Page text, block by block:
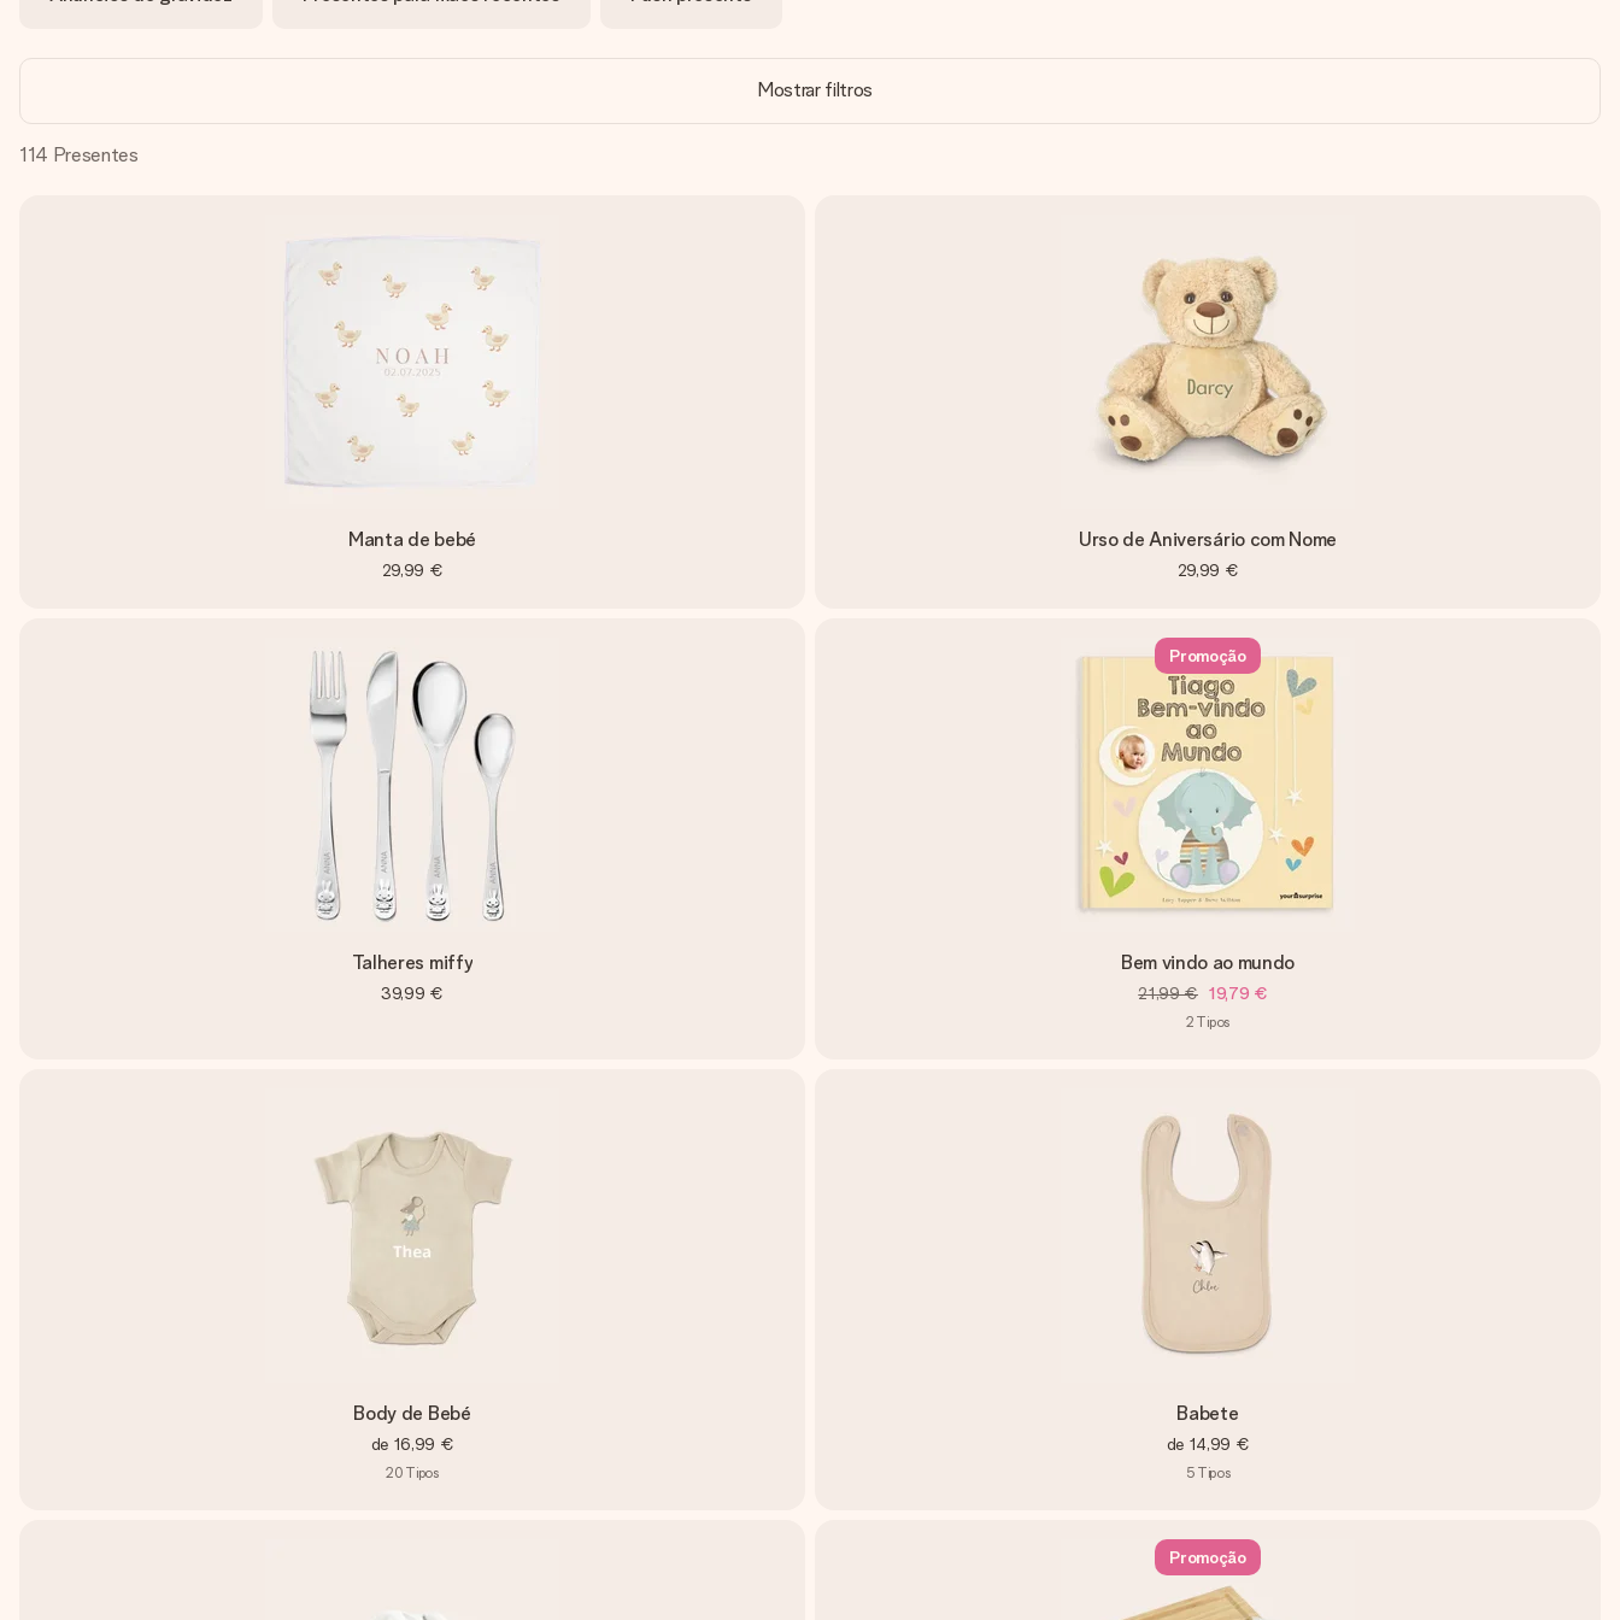
Mostrar filtros
114 Presentes
Manta de bebé
29,99 €
Urso de Aniversário com Nome
29,99 €
Talheres miffy
39,99 €
Promoção
Bem vindo ao mundo
21,99 € 19,79 €
2 Tipos
Body de Bebé
de 16,99 €
20 Tipos
Babete
de 14,99 €
5 Tipos
Promoção